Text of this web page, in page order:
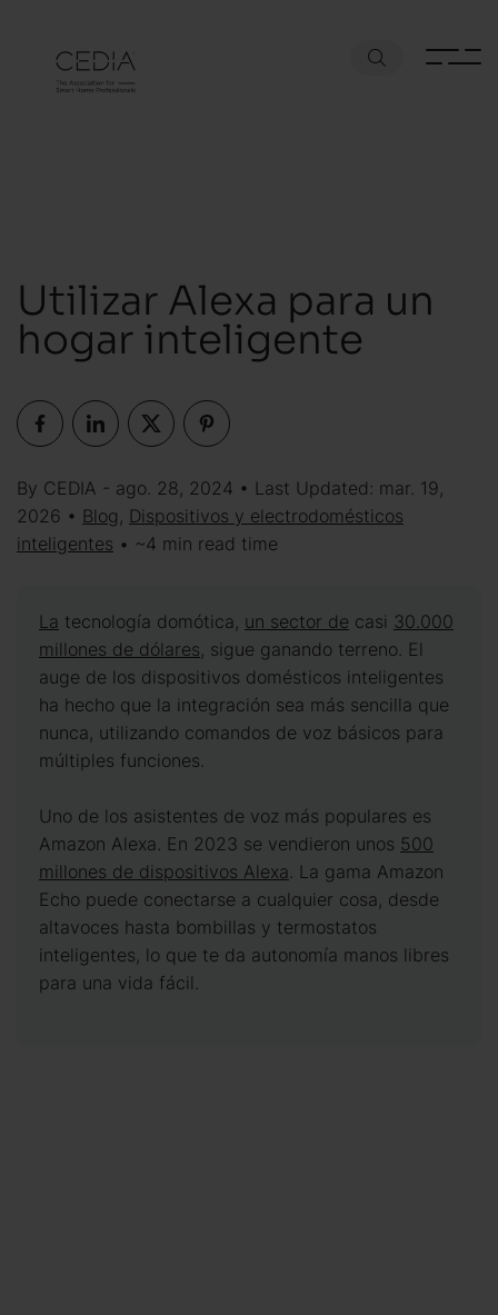
Utilizar Alexa para un
hogar inteligente
By CEDIA - ago. 28, 2024 • Last Updated: mar. 19,
2026 • Blog, Dispositivos y electrodomésticos
inteligentes • ~4 min read time
La tecnología domótica, un sector de casi 30.000
millones de dólares, sigue ganando terreno. El
auge de los dispositivos domésticos inteligentes
ha hecho que la integración sea más sencilla que
nunca, utilizando comandos de voz básicos para
múltiples funciones.
Uno de los asistentes de voz más populares es
Amazon Alexa. En 2023 se vendieron unos 500
millones de dispositivos Alexa. La gama Amazon
Echo puede conectarse a cualquier cosa, desde
altavoces hasta bombillas y termostatos
inteligentes, lo que te da autonomía manos libres
para una vida fácil.